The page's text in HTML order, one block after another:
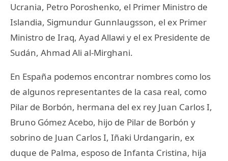
Ucrania, Petro Poroshenko, el Primer Ministro de
Islandia, Sigmundur Gunnlaugsson, el ex Primer
Ministro de Iraq, Ayad Allawi y el ex Presidente de
Sudán, Ahmad Ali al-Mirghani.
En España podemos encontrar nombres como los
de algunos representantes de la casa real, como
Pilar de Borbón, hermana del ex rey Juan Carlos I,
Bruno Gómez Acebo, hijo de Pilar de Borbón y
sobrino de Juan Carlos I, Iñaki Urdangarin, ex
duque de Palma, esposo de Infanta Cristina, hija